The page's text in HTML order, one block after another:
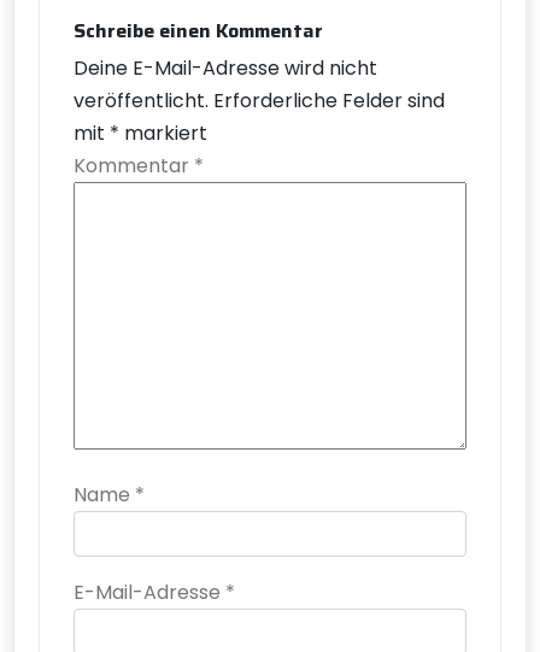
Schreibe einen Kommentar
Deine E-Mail-Adresse wird nicht
veröffentlicht. Erforderliche Felder sind
mit * markiert
Kommentar *
Name *
E-Mail-Adresse *